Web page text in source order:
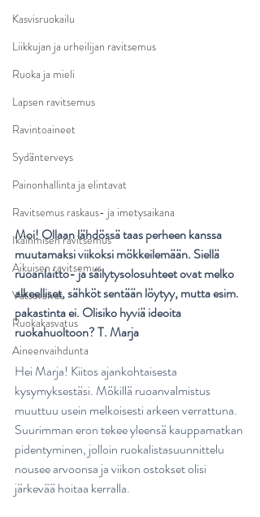
Kasvisruokailu
Liikkujan ja urheilijan ravitsemus
Ruoka ja mieli
Lapsen ravitsemus
Ravintoaineet
Sydänterveys
Painonhallinta ja elintavat
Ravitsemus raskaus- ja imetysaikana
Ikäihmisen ravitsemus
Aikuisen ravitsemus
Vatsavaivat
Ruokakasvatus
Aineenvaihdunta
Moi! Ollaan lähdössä taas perheen kanssa
muutamaksi viikoksi mökkeilemään. Siellä
ruoanlaitto- ja säilytysolosuhteet ovat melko
alkeelliset, sähköt sentään löytyy, mutta esim.
pakastinta ei. Olisiko hyviä ideoita
ruokahuoltoon? T. Marja
Hei Marja! Kiitos ajankohtaisesta
kysymyksestäsi. Mökillä ruoanvalmistus
muuttuu usein melkoisesti arkeen verrattuna.
Suurimman eron tekee yleensä kauppamatkan
pidentyminen, jolloin ruokalistasuunnittelu
nousee arvoonsa ja viikon ostokset olisi
järkevää hoitaa kerralla.